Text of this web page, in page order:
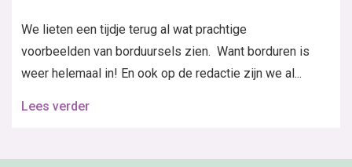
We lieten een tijdje terug al wat prachtige
voorbeelden van borduursels zien. Want borduren is
weer helemaal in! En ook op de redactie zijn we al...
Lees verder